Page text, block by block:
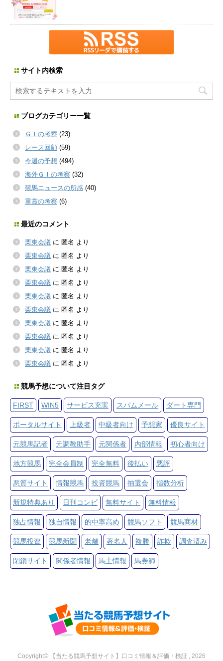
サイト内検索
ブログカテゴリー一覧
ＧＩの考察 (23)
レース回顧 (59)
今週の予想 (494)
海外ＧＩの考察 (32)
競馬ニュースの所感 (40)
重賞の考察 (6)
最近のコメント
栗東会議 に 匿名 より
栗東会議 に 匿名 より
栗東会議 に 匿名 より
栗東会議 に 匿名 より
栗東会議 に 匿名 より
栗東会議 に 匿名 より
栗東会議 に 匿名 より
栗東会議 に 匿名 より
栗東会議 に 匿名 より
栗東会議 に 匿名 より
競馬予想について注目タグ
FIRST WIN5 サービス充実 スパムメール ダート専門
ポータルサイト 上級者 中級者向け 予想家 優良サイト
元競馬記者 元調教助手 元関係者 内部情報 初心者向け
地方競馬 完全会員制 完全無料 後払い 悪評
悪質サイト 情報競馬 投資競馬 抽選会 指数分析
新規特典あり 日刊コンピ 無料サイト 無料情報
独占情報 独自情報 的中率高め 競馬ソフト 競馬商材
競馬投資 競馬新聞 老舗 著名人 複勝 詐欺 調査済み
閉鎖サイト 関係者情報 馬主情報 馬券師
Copyright© 【当たる競馬予想サイト】口コミ情報＆評価・検証 , 2026